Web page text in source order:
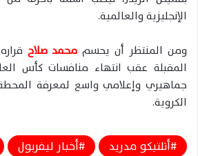
الإنجليزية والعالمية.
ومن المنتظر أن يحسممحمد صلاح
المقبلة عقب انتهاء منافساتكأس العالم
جماهيري وإعلامي واسع لمعرفة
الكروية.
أتلتيكو مدريد أخبار ليفربول